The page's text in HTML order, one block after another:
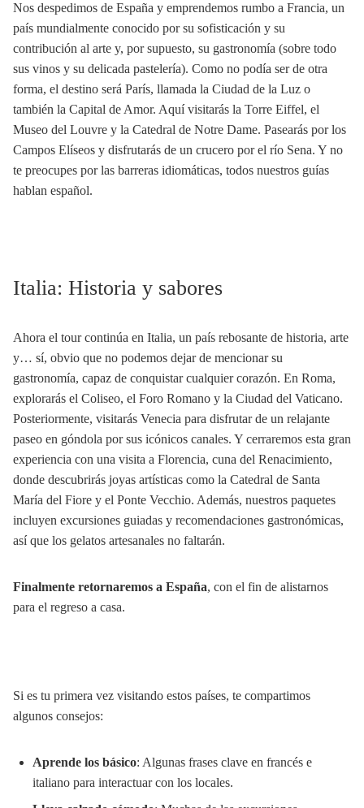
Nos despedimos de España y emprendemos rumbo a Francia, un
país mundialmente conocido por su sofisticación y su
contribución al arte y, por supuesto, su gastronomía (sobre todo
sus vinos y su delicada pastelería). Como no podía ser de otra
forma, el destino será París, llamada la Ciudad de la Luz o
también la Capital de Amor. Aquí visitarás la Torre Eiffel, el
Museo del Louvre y la Catedral de Notre Dame. Pasearás por los
Campos Elíseos y disfrutarás de un crucero por el río Sena. Y no
te preocupes por las barreras idiomáticas, todos nuestros guías
hablan español.
Italia: Historia y sabores
Ahora el tour continúa en Italia, un país rebosante de historia, arte
y… sí, obvio que no podemos dejar de mencionar su
gastronomía, capaz de conquistar cualquier corazón. En Roma,
explorarás el Coliseo, el Foro Romano y la Ciudad del Vaticano.
Posteriormente, visitarás Venecia para disfrutar de un relajante
paseo en góndola por sus icónicos canales. Y cerraremos esta gran
experiencia con una visita a Florencia, cuna del Renacimiento,
donde descubrirás joyas artísticas como la Catedral de Santa
María del Fiore y el Ponte Vecchio. Además, nuestros paquetes
incluyen excursiones guiadas y recomendaciones gastronómicas,
así que los gelatos artesanales no faltarán.
Finalmente retornaremos a España, con el fin de alistarnos
para el regreso a casa.
Si es tu primera vez visitando estos países, te compartimos
algunos consejos:
Aprende los básico: Algunas frases clave en francés e
italiano para interactuar con los locales.